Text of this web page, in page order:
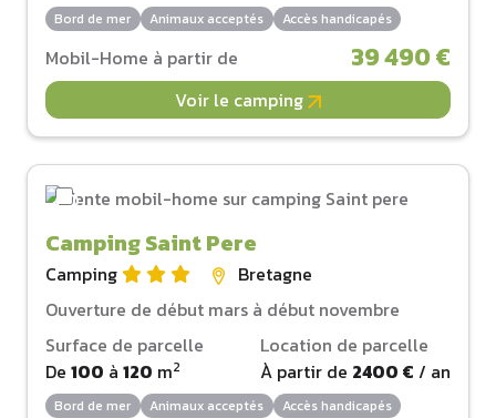
Bord de mer Animaux acceptés Accès handicapés
Mobil-Home à partir de 39 490 €
Voir le camping
Camping Saint Pere
Camping
Bretagne
Ouverture de début mars à début novembre
Surface de parcelle
De 100 à 120 m2
Location de parcelle
À partir de 2400 € / an
Bord de mer Animaux acceptés Accès handicapés